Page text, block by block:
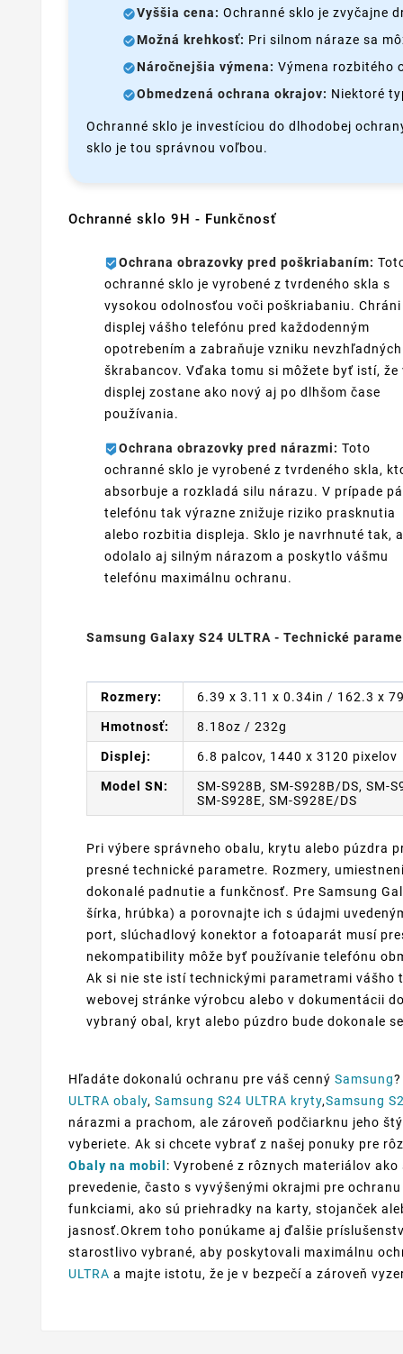
Vyššia cena: Ochranné sklo je zvyčajne
Možná krehkosť: Pri silnom náraze sa
Náročnejšia výmena: Výmena rozbitého
Obmedzená ochrana okrajov: Niektoré
Ochranné sklo je investíciou do dlhodobej
sklo je tou správnou voľbou.
Ochranné sklo 9H - Funkčnosť
Ochrana obrazovky pred poškriabaním:
ochranné sklo je vyrobené z tvrdeného skla s
vysokou odolnosťou voči poškriabaniu. Chráni
displej vášho telefónu pred každodenným
opotrebením a zabraňuje vzniku nevzhľadných
škrabancov. Vďaka tomu si môžete byť istí, že
displej zostane ako nový aj po dlhšom čase
používania.
Ochrana obrazovky pred nárazmi: Toto
ochranné sklo je vyrobené z tvrdeného skla,
absorbuje a rozkladá silu nárazu. V prípade
telefónu tak výrazne znižuje riziko prasknutia
alebo rozbitia displeja. Sklo je navrhnuté tak,
odolalo aj silným nárazom a poskytlo vášmu
telefónu maximálnu ochranu.
Samsung Galaxy S24 ULTRA - Technické
Rozmery: 6.39 x 3.11 x 0.34in / 162.3 x
Hmotnosť: 8.18oz / 232g
Displej: 6.8 palcov, 1440 x 3120 pixelov
Model SN:
SM-S928B, SM-S928B/DS, SM-
SM-S928E, SM-S928E/DS
Pri výbere správneho obalu, krytu alebo púzdra
presné technické parametre. Rozmery,
dokonalé padnutie a funkčnosť. Pre Samsung
šírka, hrúbka) a porovnajte ich s údajmi
port, slúchadlový konektor a fotoaparát musí
nekompatibility môže byť používanie telefónu
Ak si nie ste istí technickými parametrami
webovej stránke výrobcu alebo v dokumentácii
vybraný obal, kryt alebo púzdro bude dokonale
Hľadáte dokonalú ochranu pre váš cenný Samsung
ULTRA obaly, Samsung S24 ULTRA kryty,Samsung
nárazmi a prachom, ale zároveň podčiarknu jeho
vyberiete. Ak si chcete vybrať z našej ponuky pre
Obaly na mobil : Vyrobené z rôznych materiálov
prevedenie, často s vyvýšenými okrajmi pre
funkciami, ako sú priehradky na karty, stojanček
jasnosť.Okrem toho ponúkame aj ďalšie
starostlivo vybrané, aby poskytovali maximálnu
ULTRA a majte istotu, že je v bezpečí a zároveň